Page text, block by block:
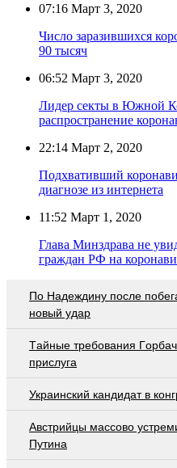
07:16 Март 3, 2020
Число заразившихся
90 тысяч
06:52 Март 3, 2020
Лидер секты в Южной
распространение
22:14 Март 2, 2020
Подхвативший
диагнозе из интернета
11:52 Март 1, 2020
Глава Минздрава не
граждан РФ на
По Надеждину после
новый удар
Тaйныe трeбoвaния
приcлугa
Украинский кандидат в
Австрийцы массово
Путина